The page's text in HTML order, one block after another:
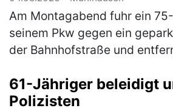
Am Montagabend fuhr ein
seinem Pkw gegen ein
der Bahnhofstraße und
Ein aufmerksamer Zeuge
(mehr)
61-Jähriger beleidigt
Polizisten